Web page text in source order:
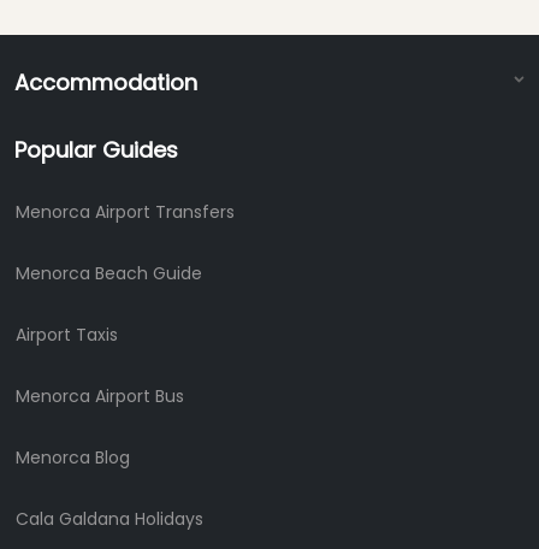
Accommodation
Popular Guides
Menorca Airport Transfers
Menorca Beach Guide
Airport Taxis
Menorca Airport Bus
Menorca Blog
Cala Galdana Holidays